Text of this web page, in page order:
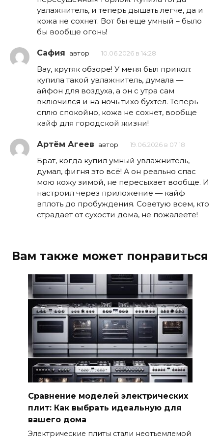
увлажнитель, и теперь дышать легче, да и
кожа не сохнет. Вот бы еще умный – было
бы вообще огонь!
Сафия автор 10.06.2026 в 14:28
Вау, крутяк обзоре! У меня был прикол:
купила такой увлажнитель, думала —
айфон для воздуха, а он с утра сам
включился и на ночь тихо бухтел. Теперь
сплю спокойно, кожа не сохнет, вообще
кайф для городской жизни!
Артём Агеев автор 19.06.2026 в 07:18
Брат, когда купил умный увлажнитель,
думал, фигня это всё! А он реально спас
мою кожу зимой, не пересыхает вообще. И
настроил через приложение — кайф
вплоть до пробуждения. Советую всем, кто
страдает от сухости дома, не пожалеете!
Вам также может понравиться
Сравнение моделей электрических
плит: Как выбрать идеальную для
вашего дома
Электрические плиты стали неотъемлемой